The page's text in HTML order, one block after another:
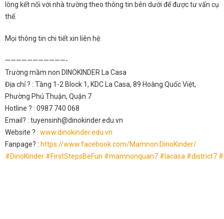
lòng kết nối với nhà trường theo thông tin bên dưới để được tư vấn cụ
thể.
Mọi thông tin chi tiết xin liên hệ:
———————————-
Trường mầm non DINOKINDER La Casa
Địa chỉ? : Tầng 1-2 Block 1, KDC La Casa, 89 Hoàng Quốc Việt,
Phường Phú Thuận, Quận 7
Hotline ? : 0987 740 068
Email ? : tuyensinh@dinokinder.edu.vn
Website ? : www.dinokinder.edu.vn
Fanpage? : https://www.facebook.com/Mamnon.DinoKinder/
#DinoKinder #FirstStepsBeFun #mamnonquan7 # lacasa #district7 #